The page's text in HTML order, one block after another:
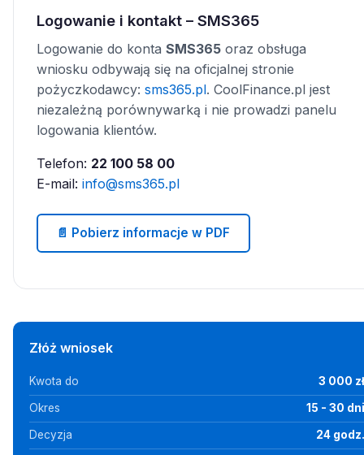
Logowanie i kontakt – SMS365
Logowanie do konta SMS365 oraz obsługa
wniosku odbywają się na oficjalnej stronie
pożyczkodawcy: sms365.pl. CoolFinance.pl jest
niezależną porównywarką i nie prowadzi panelu
logowania klientów.
Telefon: 22 100 58 00
E-mail: info@sms365.pl
📄 Pobierz informacje w PDF
Złóż wniosek
Kwota do 3 000 zł
Okres 15 - 30 dni
Decyzja 24 godz.